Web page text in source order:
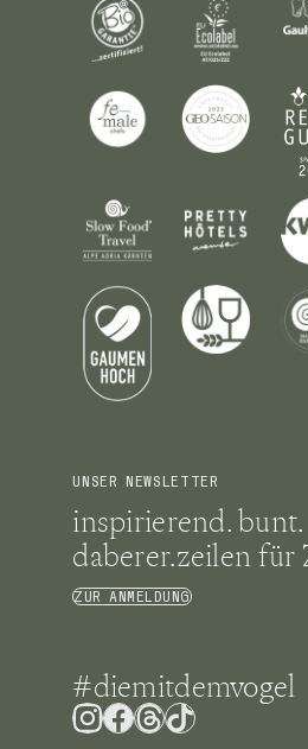
UNSER NEWSLETTER
inspirierend. bunt.
daberer.zeilen für
ZUR ANMELDUNG
#diemitdemvogel